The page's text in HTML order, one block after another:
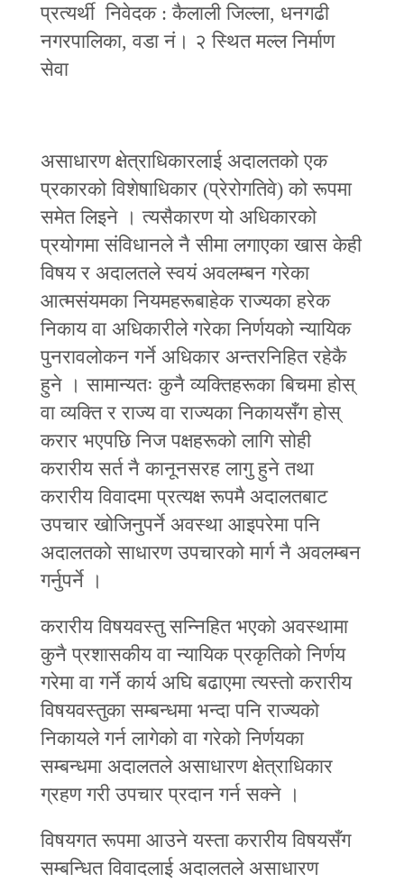
प्रत्यर्थी निवेदक : कैलाली जिल्ला, धनगढी
नगरपालिका, वडा नं। २ स्थित मल्ल निर्माण
सेवा
असाधारण क्षेत्राधिकारलाई अदालतको एक
प्रकारको विशेषाधिकार (प्रेरोगतिवे) को रूपमा
समेत लिइने । त्यसैकारण यो अधिकारको
प्रयोगमा संविधानले नै सीमा लगाएका खास केही
विषय र अदालतले स्वयं अवलम्बन गरेका
आत्मसंयमका नियमहरूबाहेक राज्यका हरेक
निकाय वा अधिकारीले गरेका निर्णयको न्यायिक
पुनरावलोकन गर्ने अधिकार अन्तरनिहित रहेकै
हुने । सामान्यतः कुनै व्यक्तिहरूका बिचमा होस्
वा व्यक्ति र राज्य वा राज्यका निकायसँग होस्
करार भएपछि निज पक्षहरूको लागि सोही
करारीय सर्त नै कानूनसरह लागु हुने तथा
करारीय विवादमा प्रत्यक्ष रूपमै अदालतबाट
उपचार खोजिनुपर्ने अवस्था आइपरेमा पनि
अदालतको साधारण उपचारको मार्ग नै अवलम्बन
गर्नुपर्ने ।
करारीय विषयवस्तु सन्निहित भएको अवस्थामा
कुनै प्रशासकीय वा न्यायिक प्रकृतिको निर्णय
गरेमा वा गर्ने कार्य अघि बढाएमा त्यस्तो करारीय
विषयवस्तुका सम्बन्धमा भन्दा पनि राज्यको
निकायले गर्न लागेको वा गरेको निर्णयका
सम्बन्धमा अदालतले असाधारण क्षेत्राधिकार
ग्रहण गरी उपचार प्रदान गर्न सक्ने ।
विषयगत रूपमा आउने यस्ता करारीय विषयसँग
सम्बन्धित विवादलाई अदालतले असाधारण